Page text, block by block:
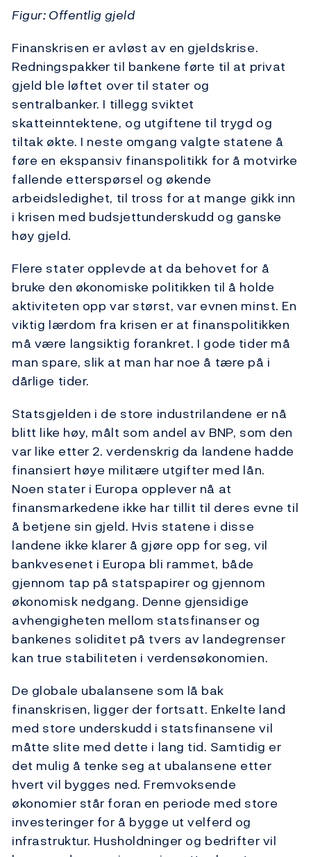
Figur: Offentlig gjeld
Finanskrisen er avløst av en gjeldskrise.
Redningspakker til bankene førte til at privat
gjeld ble løftet over til stater og
sentralbanker. I tillegg sviktet
skatteinntektene, og utgiftene til trygd og
tiltak økte. I neste omgang valgte statene å
føre en ekspansiv finanspolitikk for å motvirke
fallende etterspørsel og økende
arbeidsledighet, til tross for at mange gikk inn
i krisen med budsjettunderskudd og ganske
høy gjeld.
Flere stater opplevde at da behovet for å
bruke den økonomiske politikken til å holde
aktiviteten opp var størst, var evnen minst. En
viktig lærdom fra krisen er at finanspolitikken
må være langsiktig forankret. I gode tider må
man spare, slik at man har noe å tære på i
dårlige tider.
Statsgjelden i de store industrilandene er nå
blitt like høy, målt som andel av BNP, som den
var like etter 2. verdenskrig da landene hadde
finansiert høye militære utgifter med lån.
Noen stater i Europa opplever nå at
finansmarkedene ikke har tillit til deres evne til
å betjene sin gjeld. Hvis statene i disse
landene ikke klarer å gjøre opp for seg, vil
bankvesenet i Europa bli rammet, både
gjennom tap på statspapirer og gjennom
økonomisk nedgang. Denne gjensidige
avhengigheten mellom statsfinanser og
bankenes soliditet på tvers av landegrenser
kan true stabiliteten i verdensøkonomien.
De globale ubalansene som lå bak
finanskrisen, ligger der fortsatt. Enkelte land
med store underskudd i statsfinansene vil
måtte slite med dette i lang tid. Samtidig er
det mulig å tenke seg at ubalansene etter
hvert vil bygges ned. Fremvoksende
økonomier står foran en periode med store
investeringer for å bygge ut velferd og
infrastruktur. Husholdninger og bedrifter vil